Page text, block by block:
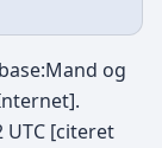
og
UTC [citeret